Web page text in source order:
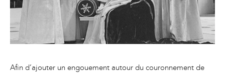
Afin d’ajouter un engouement autour du couronnement de